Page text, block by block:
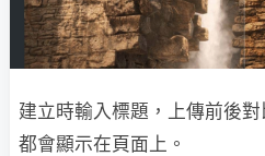
建立時輸入標題，上傳前後
都會顯示在頁面上。